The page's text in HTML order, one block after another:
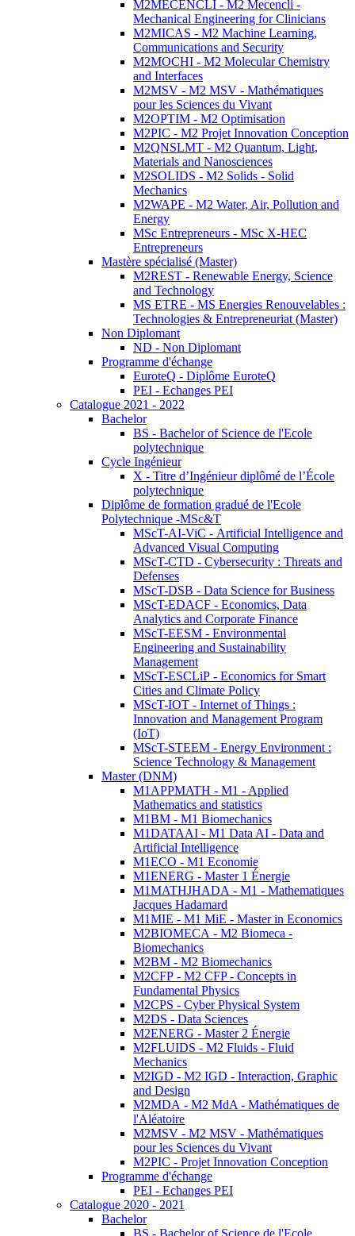
M2MECENCLI - M2 Mecencli -
Mechanical Engineering for Clinicians
M2MICAS - M2 Machine Learning,
Communications and Security
M2MOCHI - M2 Molecular Chemistry
and Interfaces
M2MSV - M2 MSV - Mathématiques
pour les Sciences du Vivant
M2OPTIM - M2 Optimisation
M2PIC - M2 Projet Innovation Conception
M2QNSLMT - M2 Quantum, Light,
Materials and Nanosciences
M2SOLIDS - M2 Solids - Solid
Mechanics
M2WAPE - M2 Water, Air, Pollution and
Energy
MSc Entrepreneurs - MSc X-HEC
Entrepreneurs
Mastère spécialisé (Master)
M2REST - Renewable Energy, Science
and Technology
MS ETRE - MS Energies Renouvelables :
Technologies & Entrepreneuriat (Master)
Non Diplomant
ND - Non Diplomant
Programme d'échange
EuroteQ - Diplôme EuroteQ
PEI - Echanges PEI
Catalogue 2021 - 2022
Bachelor
BS - Bachelor of Science de l'Ecole
polytechnique
Cycle Ingénieur
X - Titre d’Ingénieur diplômé de l’École
polytechnique
Diplôme de formation gradué de l'Ecole
Polytechnique -MSc&T
MScT-AI-ViC - Artificial Intelligence and
Advanced Visual Computing
MScT-CTD - Cybersecurity : Threats and
Defenses
MScT-DSB - Data Science for Business
MScT-EDACF - Economics, Data
Analytics and Corporate Finance
MScT-EESM - Environmental
Engineering and Sustainability
Management
MScT-ESCLiP - Economics for Smart
Cities and Climate Policy
MScT-IOT - Internet of Things :
Innovation and Management Program
(IoT)
MScT-STEEM - Energy Environment :
Science Technology & Management
Master (DNM)
M1APPMATH - M1 - Applied
Mathematics and statistics
M1BM - M1 Biomechanics
M1DATAAI - M1 Data AI - Data and
Artificial Intelligence
M1ECO - M1 Economie
M1ENERG - Master 1 Énergie
M1MATHJHADA - M1 - Mathematiques
Jacques Hadamard
M1MIE - M1 MiE - Master in Economics
M2BIOMECA - M2 Biomeca -
Biomechanics
M2BM - M2 Biomechanics
M2CFP - M2 CFP - Concepts in
Fundamental Physics
M2CPS - Cyber Physical System
M2DS - Data Sciences
M2ENERG - Master 2 Énergie
M2FLUIDS - M2 Fluids - Fluid
Mechanics
M2IGD - M2 IGD - Interaction, Graphic
and Design
M2MDA - M2 MdA - Mathématiques de
l'Aléatoire
M2MSV - M2 MSV - Mathématiques
pour les Sciences du Vivant
M2PIC - Projet Innovation Conception
Programme d'échange
PEI - Echanges PEI
Catalogue 2020 - 2021
Bachelor
BS - Bachelor of Science de l'Ecole